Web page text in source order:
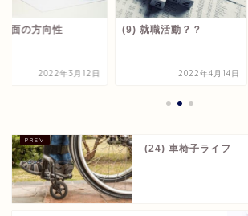
面の方向性
2022年3月12日
(9) 就職活動？？
2022年4月14日
(24) 車椅子ライフ